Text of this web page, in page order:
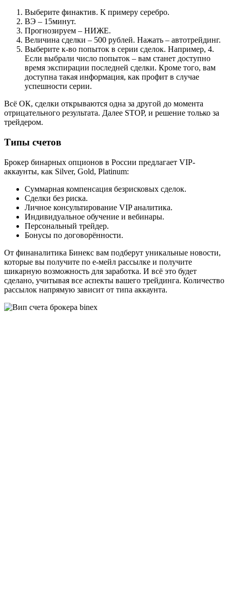
Выберите финактив. К примеру серебро.
ВЭ – 15минут.
Прогнозируем – НИЖЕ.
Величина сделки – 500 рублей. Нажать – автотрейдинг.
Выберите к-во попыток в серии сделок. Например, 4.
Если выбрали число попыток – вам станет доступно
время экспирации последней сделки. Кроме того, вам
доступна такая информация, как профит в случае
успешности серии.
Всё ОК, сделки открываются одна за другой до момента
отрицательного результата. Далее STOP, и решение только за
трейдером.
Типы счетов
Брокер бинарных опционов в России предлагает VIP-
аккаунты, как Silver, Gold, Platinum:
Cуммарная компенсация безрисковых сделок.
Сделки без риска.
Личное консультирование VIP аналитика.
Индивидуальное обучение и вебинары.
Персональный трейдер.
Бонусы по договорённости.
От финаналитика Бинекс вам подберут уникальные новости,
которые вы получите по е-мейл рассылке и получите
шикарную возможность для заработка. И всё это будет
сделано, учитывая все аспекты вашего трейдинга. Количество
рассылок напрямую зависит от типа аккаунта.